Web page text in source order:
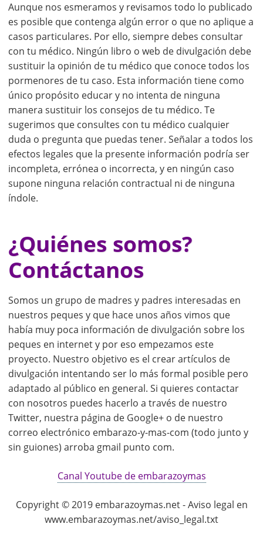
Aunque nos esmeramos y revisamos todo lo publicado
es posible que contenga algún error o que no aplique a
casos particulares. Por ello, siempre debes consultar
con tu médico. Ningún libro o web de divulgación debe
sustituir la opinión de tu médico que conoce todos los
pormenores de tu caso. Esta información tiene como
único propósito educar y no intenta de ninguna
manera sustituir los consejos de tu médico. Te
sugerimos que consultes con tu médico cualquier
duda o pregunta que puedas tener. Señalar a todos los
efectos legales que la presente información podría ser
incompleta, errónea o incorrecta, y en ningún caso
supone ninguna relación contractual ni de ninguna
índole.
¿Quiénes somos?
Contáctanos
Somos un grupo de madres y padres interesadas en
nuestros peques y que hace unos años vimos que
había muy poca información de divulgación sobre los
peques en internet y por eso empezamos este
proyecto. Nuestro objetivo es el crear artículos de
divulgación intentando ser lo más formal posible pero
adaptado al público en general. Si quieres contactar
con nosotros puedes hacerlo a través de nuestro
Twitter, nuestra página de Google+ o de nuestro
correo electrónico embarazo-y-mas-com (todo junto y
sin guiones) arroba gmail punto com.
Canal Youtube de embarazoymas
Copyright © 2019 embarazoymas.net - Aviso legal en
www.embarazoymas.net/aviso_legal.txt